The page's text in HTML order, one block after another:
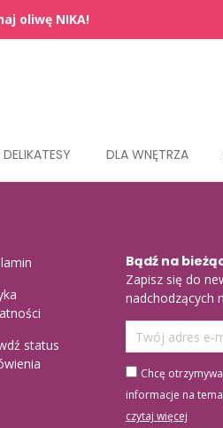
DELIKATESY DLA WNĘTRZA
status
Bądź na
Zapisz się do
nadchodzących
Chcę
informacje na
czytaj więcej